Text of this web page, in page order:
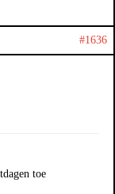
#1636
toe